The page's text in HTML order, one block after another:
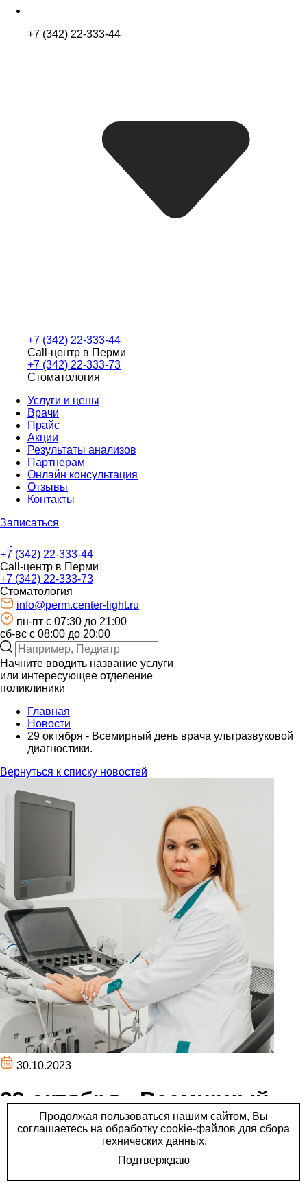
+7 (342) 22-333-44
+7 (342) 22-333-44
Call-центр в Перми
+7 (342) 22-333-73
Стоматология
Услуги и цены
Врачи
Прайс
Акции
Результаты анализов
Партнерам
Онлайн консультация
Отзывы
Контакты
Записаться
+7 (342) 22-333-44
Call-центр в Перми
+7 (342) 22-333-73
Стоматология
info@perm.center-light.ru
пн-пт c 07:30 до 21:00
сб-вс с 08:00 до 20:00
Начните вводить название услуги
или интересующее отделение
поликлиники
Главная
Новости
29 октября - Всемирный день врача ультразвуковой
диагностики.
Вернуться к списку новостей
30.10.2023
29 октября - Всемирный
день врача ультразвуковой
диагностики.
29 октября - Всемирный день врача ультразвуковой